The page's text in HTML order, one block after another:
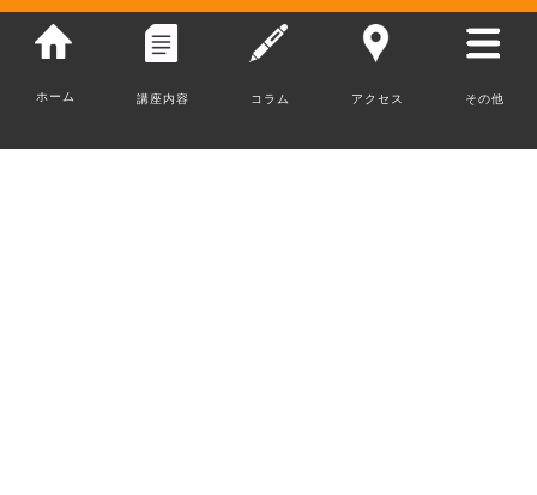
ホーム 講座内容 コラム アクセス その他